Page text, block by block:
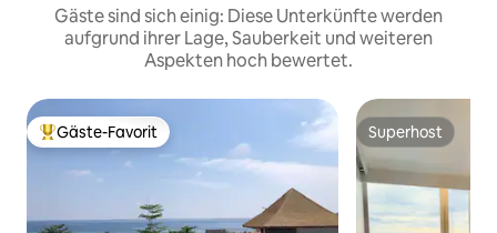
Gäste sind sich einig: Diese Unterkünfte werden
aufgrund ihrer Lage, Sauberkeit und weiteren
Aspekten hoch bewertet.
Beliebter Gäste-Favorit.
Gäste-Favorit Superhost
Superhost